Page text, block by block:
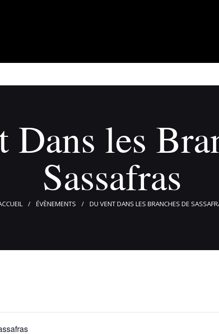
Dans les
Sassafras
ÉVÈNEMENTS DU VENT DANS LES BRANCHES DE
Évènements
Actualités